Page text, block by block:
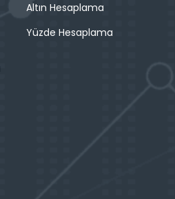
Altın Hesaplama
Yüzde Hesaplama